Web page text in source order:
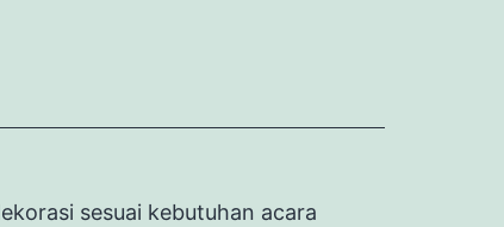
sesuai kebutuhan acara